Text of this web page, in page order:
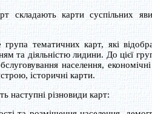
карти суспільних
група тематичних карт, які
та діяльністю лидини. До цієї
населення,
історичні карти.
наступні різновиди карт: